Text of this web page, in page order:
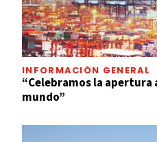
INFORMACIÓN GENERAL
“Celebramos la
mundo”